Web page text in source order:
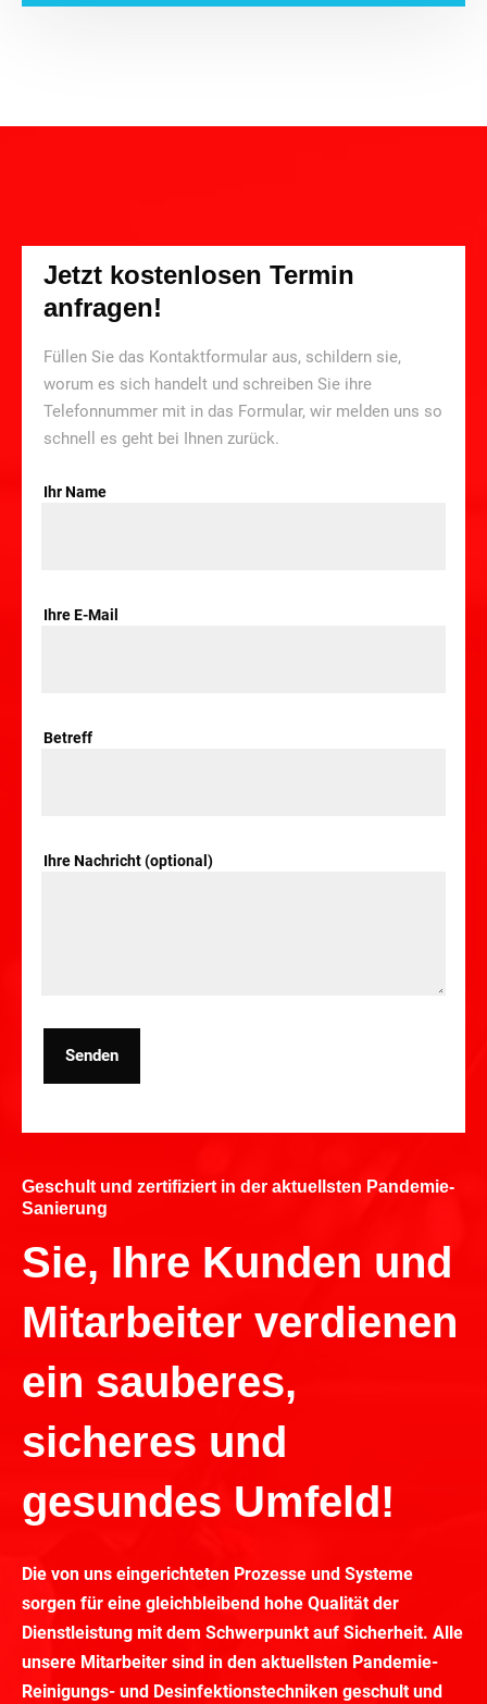
Jetzt kostenlosen Termin
anfragen!
Füllen Sie das Kontaktformular aus, schildern sie,
worum es sich handelt und schreiben Sie ihre
Telefonnummer mit in das Formular, wir melden uns so
schnell es geht bei Ihnen zurück.
Ihr Name
Ihre E-Mail
Betreff
Ihre Nachricht (optional)
Senden
Geschult und zertifiziert in der aktuellsten Pandemie-
Sanierung
Sie, Ihre Kunden und
Mitarbeiter verdienen
ein sauberes,
sicheres und
gesundes Umfeld!
Die von uns eingerichteten Prozesse und Systeme
sorgen für eine gleichbleibend hohe Qualität der
Dienstleistung mit dem Schwerpunkt auf Sicherheit. Alle
unsere Mitarbeiter sind in den aktuellsten Pandemie-
Reinigungs- und Desinfektionstechniken geschult und